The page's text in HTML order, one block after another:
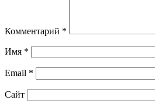
Комментарий *
Имя *
Email *
Сайт